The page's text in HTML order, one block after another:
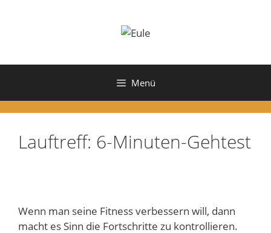
Menü
Lauftreff: 6-Minuten-Gehtest
Wenn man seine Fitness verbessern will, dann
macht es Sinn die Fortschritte zu kontrollieren.